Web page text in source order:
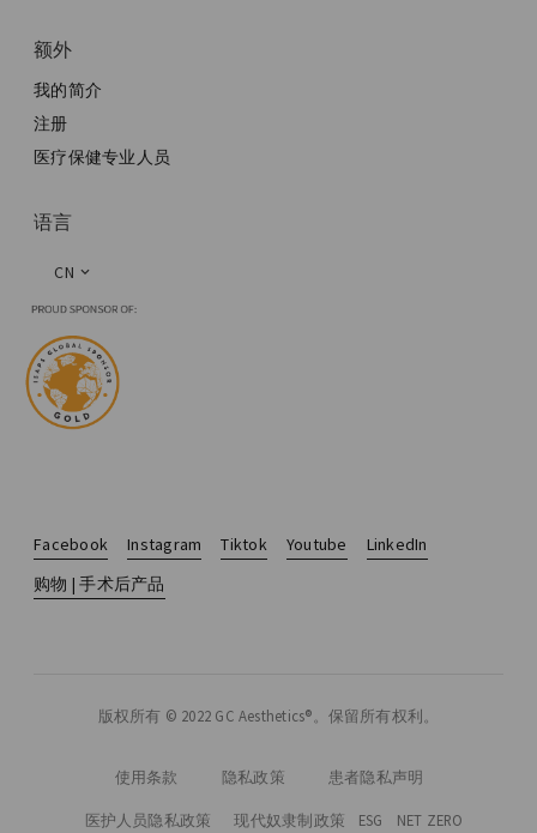
额外
我的简介
注册
医疗保健专业人员
语言
CN
Facebook Instagram Tiktok Youtube
LinkedIn
购物 | 手术后产品
版权所有 © 2022 GC Aesthetics®。保留所有权利。
使用条款 隐私政策 患者隐私声明
医护人员隐私政策 现代奴隶制政策 ESG NET ZERO